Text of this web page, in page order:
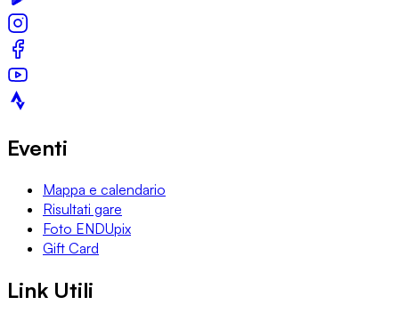
Eventi
Mappa e calendario
Risultati gare
Foto ENDUpix
Gift Card
Link Utili